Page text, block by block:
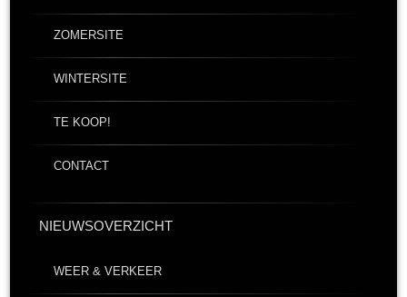
ZOMERSITE
WINTERSITE
TE KOOP!
CONTACT
NIEUWSOVERZICHT
WEER & VERKEER